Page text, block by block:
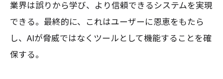
業界は誤りから学び、より信頼できるシステムを実現
できる。最終的に、これはユーザーに恩恵をもたら
し、AIが脅威ではなくツールとして機能することを確
保する。